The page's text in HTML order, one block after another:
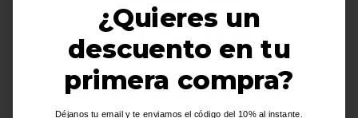
Pack 12 Tapes Crossfit
CROP TOP BEASTOUT
10 % de
Descuento
¿Quieres un
descuento en tu
primera compra?
Déjanos tu email y te enviamos el código del 10% al instante.